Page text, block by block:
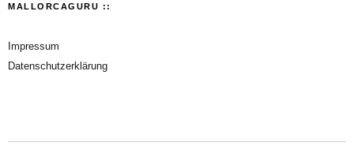
MALLORCAGURU ::
Impressum
Datenschutzerklärung